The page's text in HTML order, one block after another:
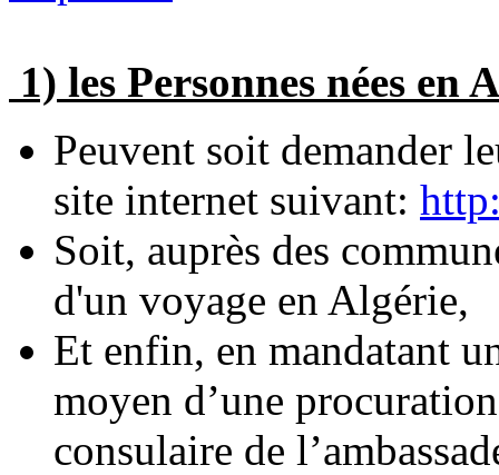
1) les Personnes nées en
Peuvent soit demander
site internet suivant:
Soit, auprès des
d'un voyage en Algérie,
Et enfin, en mandatant
moyen d’une
consulaire de